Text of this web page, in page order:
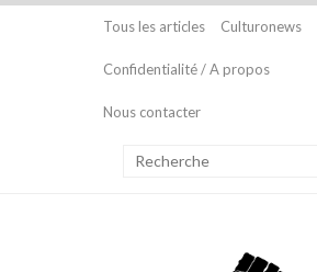
Tous les articles Culturonews
Confidentialité / A propos
Nous contacter